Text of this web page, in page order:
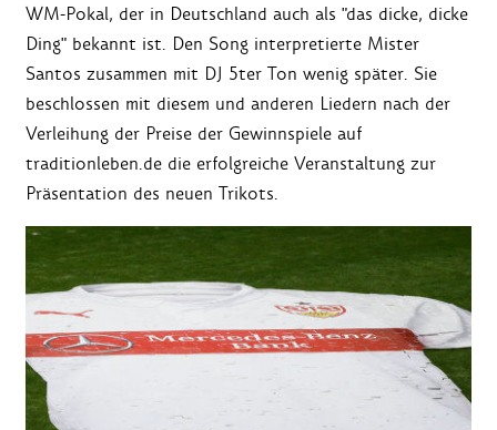
WM-Pokal, der in Deutschland auch als "das dicke, dicke
Ding" bekannt ist. Den Song interpretierte Mister
Santos zusammen mit DJ 5ter Ton wenig später. Sie
beschlossen mit diesem und anderen Liedern nach der
Verleihung der Preise der Gewinnspiele auf
traditionleben.de die erfolgreiche Veranstaltung zur
Präsentation des neuen Trikots.